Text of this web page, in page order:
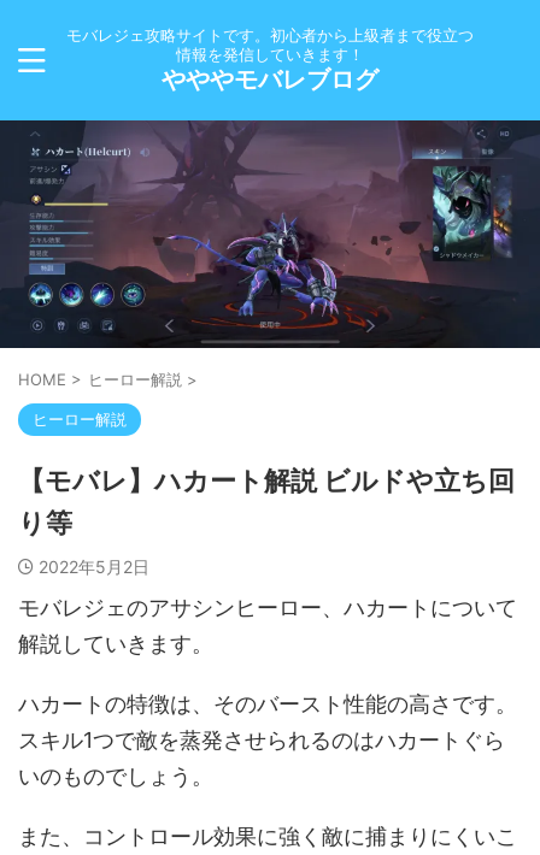
モバレジェ攻略サイトです。初心者から上級者まで役立つ
情報を発信していきます！
やややモバレブログ
HOME > ヒーロー解説 >
ヒーロー解説
【モバレ】ハカート解説 ビルドや立ち回
り等
2022年5月2日
モバレジェのアサシンヒーロー、ハカートについて
解説していきます。
ハカートの特徴は、そのバースト性能の高さです。
スキル1つで敵を蒸発させられるのはハカートぐら
いのものでしょう。
また、コントロール効果に強く敵に捕まりにくいこ